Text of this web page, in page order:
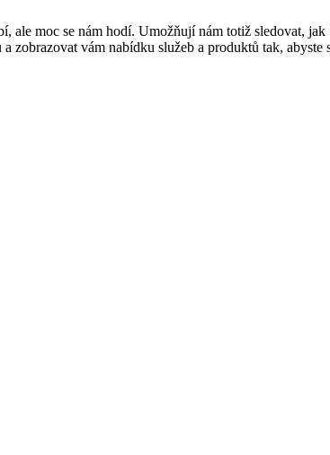
moc se nám hodí. Umožňují nám totiž sledovat,
zobrazovat vám nabídku služeb a produktů tak,